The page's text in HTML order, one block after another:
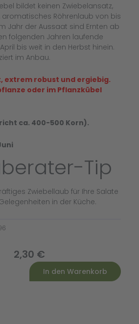
bildet keinen Zwiebelansatz,
aromatisches Röhrenlaub von bis
Jahr der Aussaat sind Ernten ab
folgenden Jahren laufende
bis weit in den Herbst hinein.
im Anbau.
extrem robust und ergiebig.
oder im Pflanzkübel
ca. 400-500 Korn).
Tip
Zwiebellaub für Ihre Salate
in der Küche.
2,30 €
In den Warenkorb